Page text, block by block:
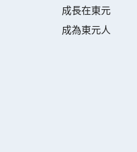
成長在東元
成為東元人